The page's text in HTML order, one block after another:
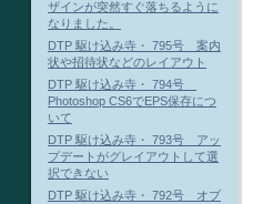
ザインが突然すぐ落ちるように
なりました。
DTP 駆け込み寺・ 795号 案内
状や招待状などのレイアウト
DTP 駆け込み寺・ 794号
Photoshop CS6でEPS保存につ
いて
DTP 駆け込み寺・ 793号 アッ
プデートがグレイアウトして選
択できない
DTP 駆け込み寺・ 792号 オブ